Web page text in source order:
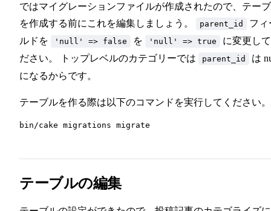
ではマイグレーションファイルが作成されたので、テー
を作成する前にこれを編集しましょう。
parent_id
フィ
ルドを
'null' => false を 'null' => true
に変更し
ださい。 トップレベルのカテゴリーでは
parent_id
は
になるからです。
テーブルを作る際は以下のコマンドを実行してください
テーブルの編集